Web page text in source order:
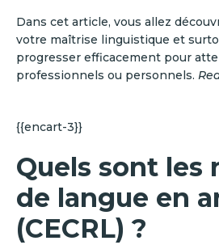
Dans cet article, vous allez
votre maîtrise linguistique et
progresser efficacement pour
professionnels ou personnels.
{{encart-3}}
Quels sont les
de langue en
(CECRL) ?